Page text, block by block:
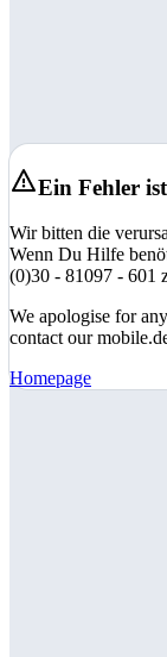
Ein Fehler
Wir bitten die
Wenn Du Hilfe
(0)30 - 81097 - 601
We apologise for
contact our
Homepage